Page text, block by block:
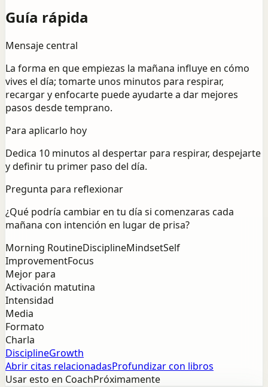
Guía rápida
Mensaje central
La forma en que empiezas la mañana influye en cómo
vives el día; tomarte unos minutos para respirar,
recargar y enfocarte puede ayudarte a dar mejores
pasos desde temprano.
Para aplicarlo hoy
Dedica 10 minutos al despertar para respirar, despejarte
y definir tu primer paso del día.
Pregunta para reflexionar
¿Qué podría cambiar en tu día si comenzaras cada
mañana con intención en lugar de prisa?
Morning RoutineDisciplineMindsetSelf
ImprovementFocus
Mejor para
Activación matutina
Intensidad
Media
Formato
Charla
DisciplineGrowth
Abrir citas relacionadasProfundizar con libros
Usar esto en CoachPróximamente